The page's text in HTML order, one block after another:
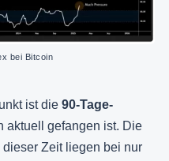
bei Bitcoin
ist die 90-Tage-
aktuell gefangen ist. Die
Zeit liegen bei nur